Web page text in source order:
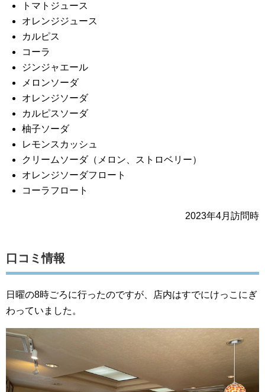
トマトジュース
オレンジジュース
カルピス
コーラ
ジンジャエール
メロンソーダ
オレンジソーダ
カルピスソーダ
柚子ソーダ
レモンスカッシュ
クリームソーダ（メロン、ストロベリー）
オレンジソーダフロート
コーラフロート
2023年4月訪問時
口コミ情報
日曜の8時ごろに行ったのですが、店内はすでにけっこにぎ
わっていました。